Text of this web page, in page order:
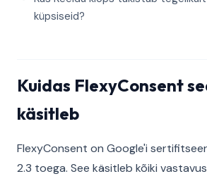
küpsiseid?
Kuidas FlexyConsent
käsitleb
FlexyConsent on Google'i
2.3 toega. See käsitleb kõiki